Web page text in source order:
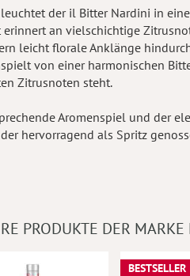
der il Bitter Nardini in
erinnert an vielschichtige
leicht florale Anklänge
von einer harmonischen
Zitrusnoten steht.
Aromenspiel und der
hervorragend als Spritz
PRODUKTE DER
BESTSELLER